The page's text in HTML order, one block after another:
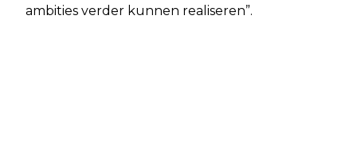
ambities verder kunnen realiseren”.